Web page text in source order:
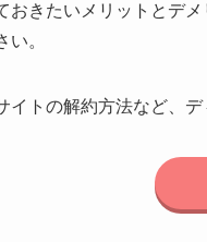
おきたいメリットとデ
い。
イトの解約方法など、